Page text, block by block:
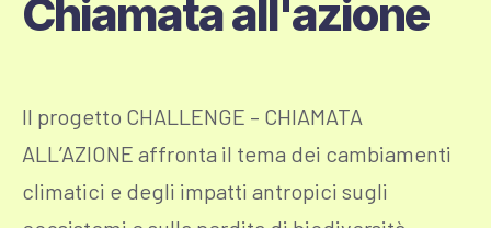
Chiamata all'azione
Il progetto CHALLENGE – CHIAMATA
ALL’AZIONE affronta il tema dei cambiamenti
climatici e degli impatti antropici sugli